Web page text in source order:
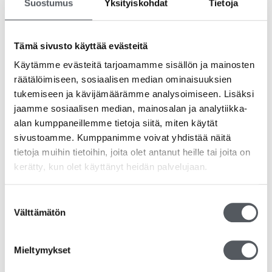
Suostumus Yksityiskohdat Tietoja
Tämä sivusto käyttää evästeitä
Käytämme evästeitä tarjoamamme sisällön ja mainosten
räätälöimiseen, sosiaalisen median ominaisuuksien
tukemiseen ja kävijämäärämme analysoimiseen. Lisäksi
jaamme sosiaalisen median, mainosalan ja analytiikka-
alan kumppaneillemme tietoja siitä, miten käytät
sivustoamme. Kumppanimme voivat yhdistää näitä
tietoja muihin tietoihin, joita olet antanut heille tai joita on
kerätty, kun olet käyttänyt heidän palvelujaan.
valinta
Välttämätön
Mieltymykset
RS Clean Hoitava Pesuneste 5L
16,43€ 13,09€ (alv 0%)
Lisää ostoskoriin